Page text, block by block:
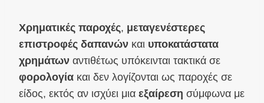
Χρηματικές παροχές, μεταγενέστερες
επιστροφές δαπανών και υποκατάστατα
χρημάτων αντιθέτως υπόκεινται τακτικά σε
φορολογία και δεν λογίζονται ως παροχές σε
είδος, εκτός αν ισχύει μια εξαίρεση σύμφωνα με